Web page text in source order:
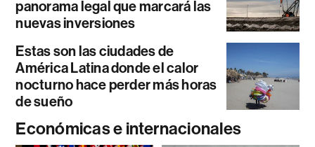
panorama legal que marcará las
nuevas inversiones
Estas son las ciudades de
América Latina donde el calor
nocturno hace perder más horas
de sueño
Económicas e internacionales